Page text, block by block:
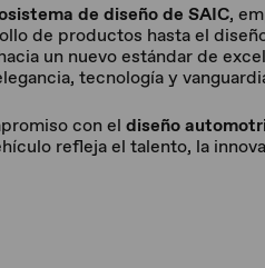
de diseño de SAIC,
de productos hasta el
un nuevo estándar de
tecnología y
con el diseño
refleja el talento, la